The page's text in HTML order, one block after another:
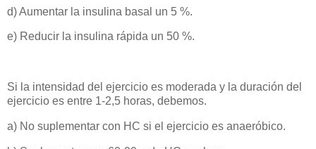
d) Aumentar la insulina basal un 5 %.
e) Reducir la insulina rápida un 50 %.
Si la intensidad del ejercicio es moderada y la duración del
ejercicio es entre 1-2,5 horas, debemos.
a) No suplementar con HC si el ejercicio es anaeróbico.